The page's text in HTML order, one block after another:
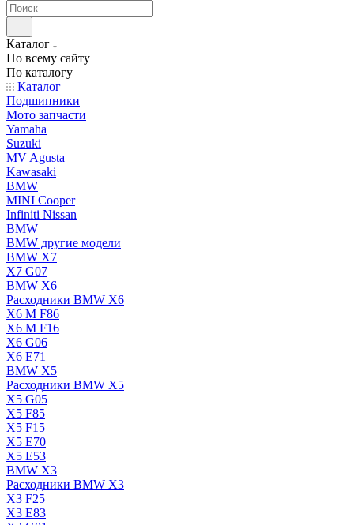
Каталог
По всему сайту
По каталогу
Каталог
Подшипники
Мото запчасти
Yamaha
Suzuki
MV Agusta
Kawasaki
BMW
MINI Cooper
Infiniti Nissan
BMW
BMW другие модели
BMW X7
X7 G07
BMW X6
Расходники BMW X6
X6 M F86
X6 M F16
X6 G06
X6 E71
BMW X5
Расходники BMW X5
X5 G05
X5 F85
X5 F15
X5 E70
X5 E53
BMW X3
Расходники BMW X3
X3 F25
X3 E83